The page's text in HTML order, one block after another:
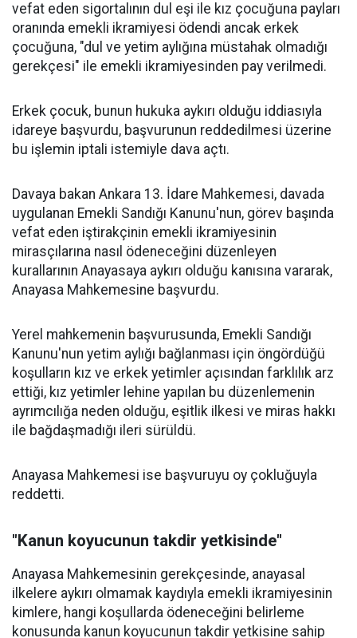
vefat eden sigortalının dul eşi ile kız çocuğuna payları
oranında emekli ikramiyesi ödendi ancak erkek
çocuğuna, "dul ve yetim aylığına müstahak olmadığı
gerekçesi" ile emekli ikramiyesinden pay verilmedi.
Erkek çocuk, bunun hukuka aykırı olduğu iddiasıyla
idareye başvurdu, başvurunun reddedilmesi üzerine
bu işlemin iptali istemiyle dava açtı.
Davaya bakan Ankara 13. İdare Mahkemesi, davada
uygulanan Emekli Sandığı Kanunu'nun, görev başında
vefat eden iştirakçinin emekli ikramiyesinin
mirasçılarına nasıl ödeneceğini düzenleyen
kurallarının Anayasaya aykırı olduğu kanısına vararak,
Anayasa Mahkemesine başvurdu.
Yerel mahkemenin başvurusunda, Emekli Sandığı
Kanunu'nun yetim aylığı bağlanması için öngördüğü
koşulların kız ve erkek yetimler açısından farklılık arz
ettiği, kız yetimler lehine yapılan bu düzenlemenin
ayrımcılığa neden olduğu, eşitlik ilkesi ve miras hakkı
ile bağdaşmadığı ileri sürüldü.
Anayasa Mahkemesi ise başvuruyu oy çokluğuyla
reddetti.
"Kanun koyucunun takdir yetkisinde"
Anayasa Mahkemesinin gerekçesinde, anayasal
ilkelere aykırı olmamak kaydıyla emekli ikramiyesinin
kimlere, hangi koşullarda ödeneceğini belirleme
konusunda kanun koyucunun takdir yetkisine sahip